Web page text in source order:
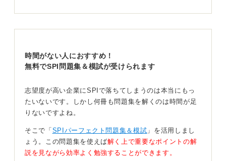
②順列（並べ方）：$nPr$
順番を区別するかどうかの判断を磨こう！
か・しないかという判断です。並べるなら順列、選ぶだ
けなら組合せ。この判断さえできれば、ほとんどの問題
に対応できます。
時間がない人におすすめ！
無料でSPI問題集＆模試が受けられます
志望度が高い企業にSPIで落ちてしまうのは本当にもっ
たいないです。しかし何冊も問題集を解くのは時間が足
りないですよね。
そこで「 SPIパーフェクト問題集＆模試 」を活用しまし
ょう。この問題集を使えば解く上で重要なポイントの解
説を見ながら効率よく勉強することができます。